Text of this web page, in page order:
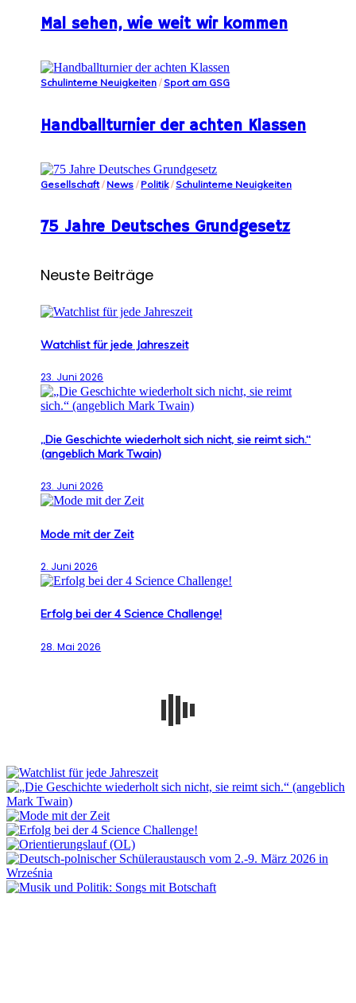
Mal sehen, wie weit wir kommen
Schulinterne Neuigkeiten / Sport am GSG
Handballturnier der achten Klassen
Gesellschaft/ News / Politik/ Schulinterne Neuigkeiten
75 Jahre Deutsches Grundgesetz
Neuste Beiträge
Watchlist für jede Jahreszeit
23. Juni 2026
„Die Geschichte wiederholt sich nicht, sie reimt sich.“
(angeblich Mark Twain)
23. Juni 2026
Mode mit der Zeit
2. Juni 2026
Erfolg bei der 4 Science Challenge!
28. Mai 2026